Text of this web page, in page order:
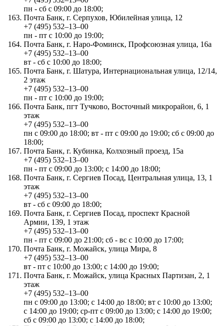
пн - сб с 09:00 до 18:00;
Почта Банк, г. Серпухов, Юбилейная улица, 12
+7 (495) 532‒13‒00
пн - пт с 10:00 до 19:00;
Почта Банк, г. Наро-Фоминск, Профсоюзная улица, 16а
+7 (495) 532‒13‒00
вт - сб с 10:00 до 18:00;
Почта Банк, г. Шатура, Интернациональная улица, 12/14,
2 этаж
+7 (495) 532‒13‒00
пн - пт с 10:00 до 19:00;
Почта Банк, пгт Тучково, Восточный микрорайон, 6, 1
этаж
+7 (495) 532‒13‒00
пн с 09:00 до 18:00; вт - пт с 09:00 до 19:00; сб с 09:00 до
18:00;
Почта Банк, г. Кубинка, Колхозный проезд, 15а
+7 (495) 532‒13‒00
пн - пт с 09:00 до 13:00; с 14:00 до 18:00;
Почта Банк, г. Сергиев Посад, Центральная улица, 13, 1
этаж
+7 (495) 532‒13‒00
вт - сб с 09:00 до 18:00;
Почта Банк, г. Сергиев Посад, проспект Красной
Армии, 139, 1 этаж
+7 (495) 532‒13‒00
пн - пт с 09:00 до 21:00; сб - вс с 10:00 до 17:00;
Почта Банк, г. Можайск, улица Мира, 8
+7 (495) 532‒13‒00
вт - пт с 10:00 до 13:00; с 14:00 до 19:00;
Почта Банк, г. Можайск, улица Красных Партизан, 2, 1
этаж
+7 (495) 532‒13‒00
пн с 09:00 до 13:00; с 14:00 до 18:00; вт с 10:00 до 13:00;
с 14:00 до 19:00; ср-пт с 09:00 до 13:00; с 14:00 до 19:00;
сб с 09:00 до 13:00; с 14:00 до 18:00;